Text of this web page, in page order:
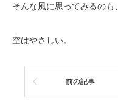
そんな風に思ってみるのも
空はやさしい。
前の記事